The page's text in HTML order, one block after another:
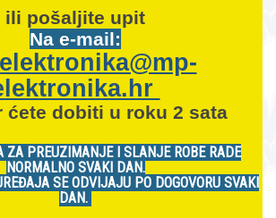
ili pošaljite upit
Na e-mail:
ćete dobiti u roku 2 sata
ZA PREUZIMANJE I SLANJE ROBE RADE
NORMALNO SVAKI DAN.
SE ODVIJAJU PO DOGOVORU SVAKI
DAN.